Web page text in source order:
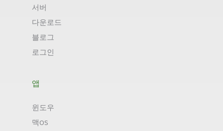
서버
다운로드
블로그
로그인
앱
윈도우
맥OS